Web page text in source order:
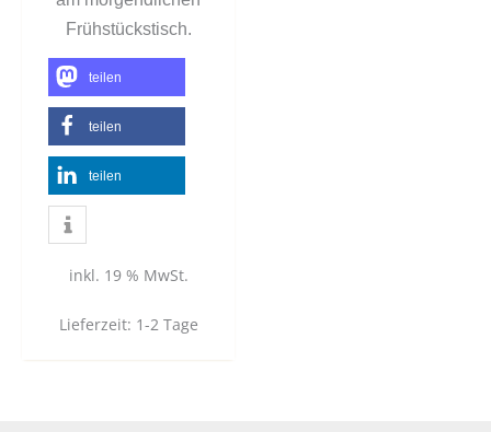
Frühstückstisch.
teilen
teilen
teilen
inkl. 19 % MwSt.
Lieferzeit: 1-2 Tage